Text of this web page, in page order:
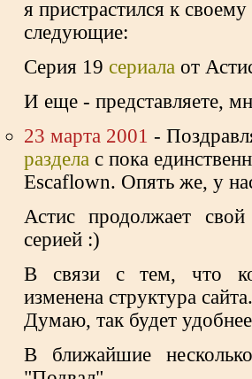
я пристрастился к
следующие:
Серия 19 cериала от
И еще - представляете,
23 марта 2001 -
раздела с пока
Escaflown. Опять же, у
Астис продолжает
серией :)
В связи с тем, что
изменена структура сайта.
Думаю, так будет
В ближайшие